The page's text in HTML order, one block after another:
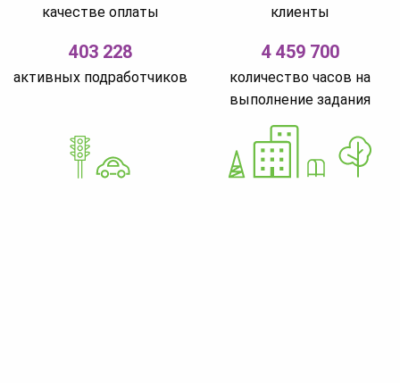
качестве оплаты
клиенты
403 228
активных подработчиков
4 459 700
количество часов на
выполнение задания